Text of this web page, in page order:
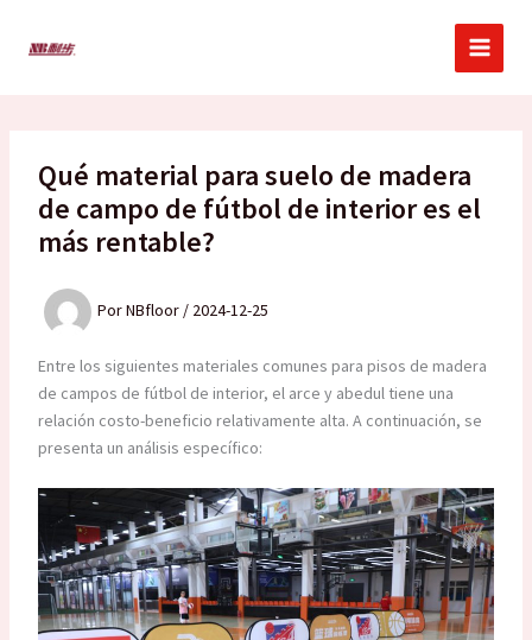
Qué material para suelo de madera
de campo de fútbol de interior es el
más rentable?
PorNBfloor / 2024-12-25
Entre los siguientes materiales comunes para pisos de madera
de campos de fútbol de interior, el arce y abedul tiene una
relación costo-beneficio relativamente alta. A continuación, se
presenta un análisis específico: